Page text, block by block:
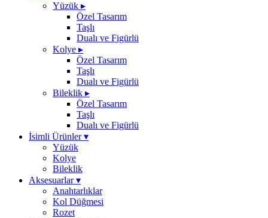
Yüzük ▸
Özel Tasarım
Taşlı
Dualı ve Figürlü
Kolye ▸
Özel Tasarım
Taşlı
Dualı ve Figürlü
Bileklik ▸
Özel Tasarım
Taşlı
Dualı ve Figürlü
İsimli Ürünler▾
Yüzük
Kolye
Bileklik
Aksesuarlar▾
Anahtarlıklar
Kol Düğmesi
Rozet